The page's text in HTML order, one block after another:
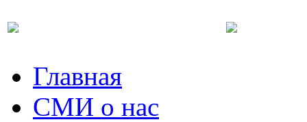
Главная
СМИ о нас